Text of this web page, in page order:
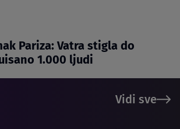
Pariza: Vatra stigla do
1.000 ljudi
Vidi sve